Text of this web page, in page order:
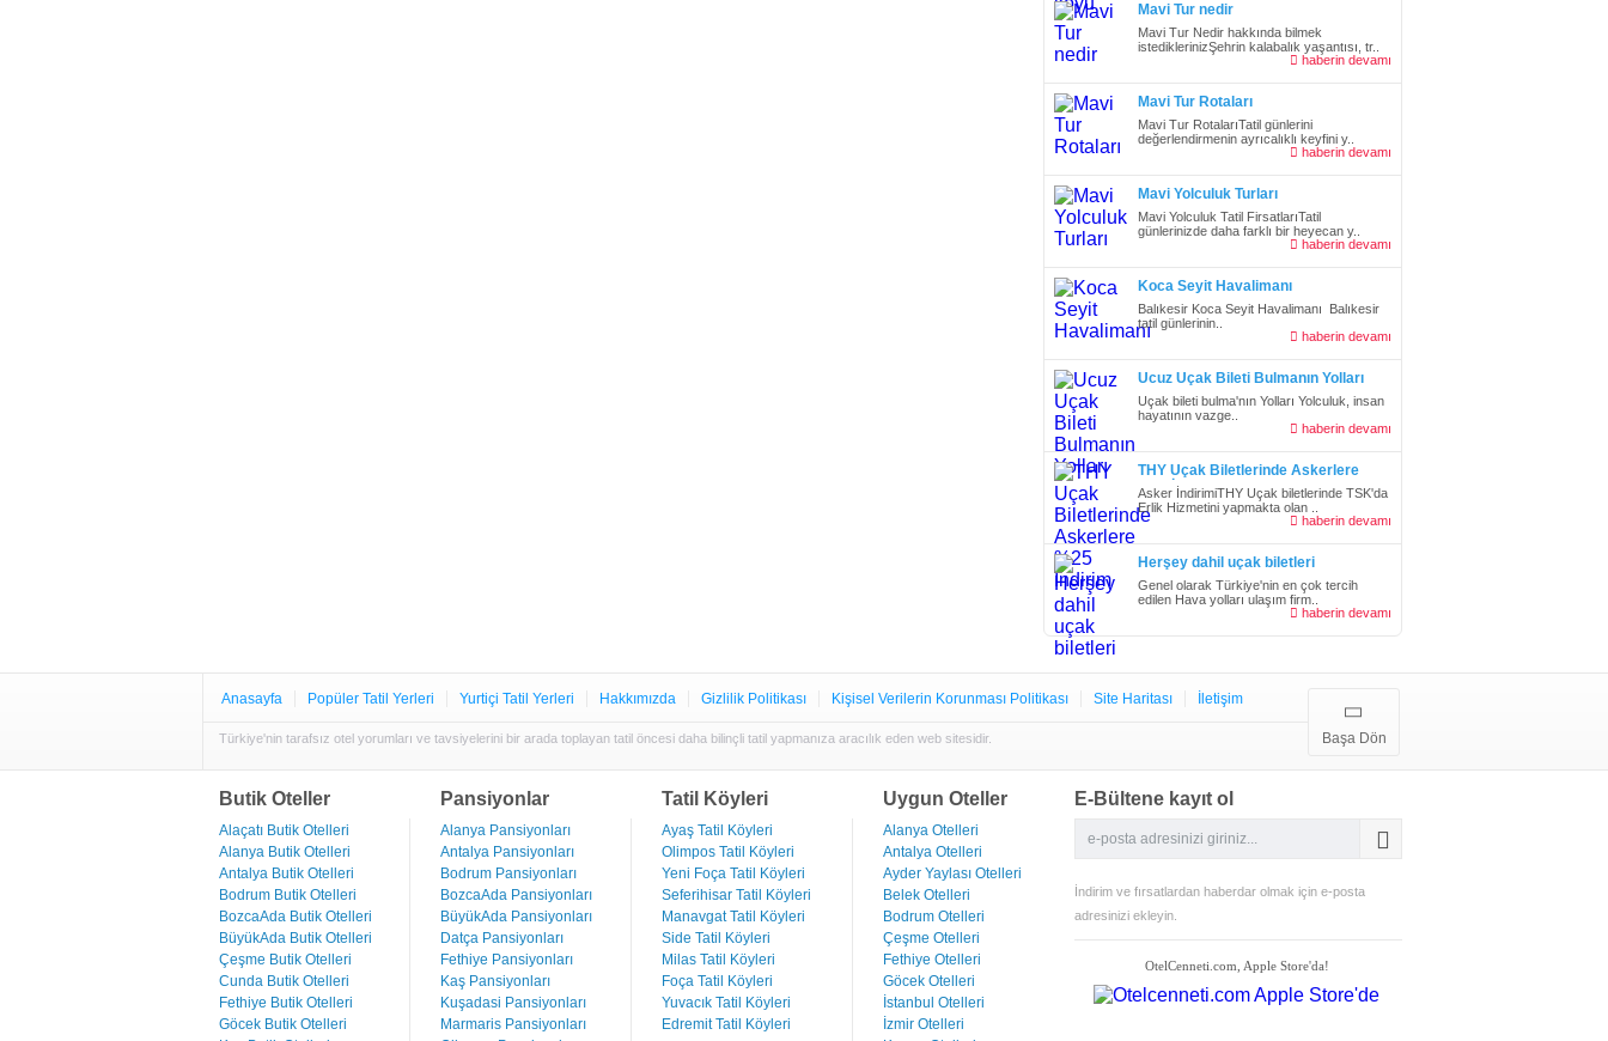
Mavi Tur nedir
Mavi Tur Nedir hakkında bilmek
istediklerinizŞehrin kalabalık yaşantısı, tr..
haberin devamı
Mavi Tur Rotaları
Mavi Tur RotalarıTatil günlerini
değerlendirmenin ayrıcalıklı keyfini y..
haberin devamı
Mavi Yolculuk Turları
Mavi Yolculuk Tatil FirsatlarıTatil
günlerinizde daha farklı bir heyecan y..
haberin devamı
Koca Seyit Havalimanı
Balıkesir Koca Seyit Havalimanı Balıkesir
tatil günlerinin..
haberin devamı
Ucuz Uçak Bileti Bulmanın Yolları
Uçak bileti bulma'nın Yolları Yolculuk, insan
hayatının vazge..
haberin devamı
THY Uçak Biletlerinde Askerlere
%25 İndirim
Asker İndirimiTHY Uçak biletlerinde TSK'da
Erlik Hizmetini yapmakta olan ..
haberin devamı
Herşey dahil uçak biletleri
Genel olarak Türkiye'nin en çok tercih
edilen Hava yolları ulaşım firm..
haberin devamı
Anasayfa Popüler Tatil Yerleri Yurtiçi Tatil Yerleri Hakkımızda Gizlilik Politikası Kişisel Verilerin Korunması Politikası Site Haritası İletişim
Başa Dön
Türkiye'nin tarafsız otel yorumları ve tavsiyelerini bir arada toplayan tatil öncesi daha bilinçli tatil yapmanıza aracılık eden web sitesidir.
Butik Oteller
Alaçatı Butik Otelleri
Alanya Butik Otelleri
Antalya Butik Otelleri
Bodrum Butik Otelleri
BozcaAda Butik Otelleri
BüyükAda Butik Otelleri
Çeşme Butik Otelleri
Cunda Butik Otelleri
Fethiye Butik Otelleri
Göcek Butik Otelleri
Pansiyonlar
Alanya Pansiyonları
Antalya Pansiyonları
Bodrum Pansiyonları
BozcaAda Pansiyonları
BüyükAda Pansiyonları
Datça Pansiyonları
Fethiye Pansiyonları
Kaş Pansiyonları
Kuşadasi Pansiyonları
Marmaris Pansiyonları
Tatil Köyleri
Ayaş Tatil Köyleri
Olimpos Tatil Köyleri
Yeni Foça Tatil Köyleri
Seferihisar Tatil Köyleri
Manavgat Tatil Köyleri
Side Tatil Köyleri
Milas Tatil Köyleri
Foça Tatil Köyleri
Yuvacık Tatil Köyleri
Edremit Tatil Köyleri
Uygun Oteller
Alanya Otelleri
Antalya Otelleri
Ayder Yaylası Otelleri
Belek Otelleri
Bodrum Otelleri
Çeşme Otelleri
Fethiye Otelleri
Göcek Otelleri
İstanbul Otelleri
İzmir Otelleri
E-Bültene kayıt ol
İndirim ve fırsatlardan haberdar olmak için e-posta
adresinizi ekleyin.
OtelCenneti.com, Apple Store'da!